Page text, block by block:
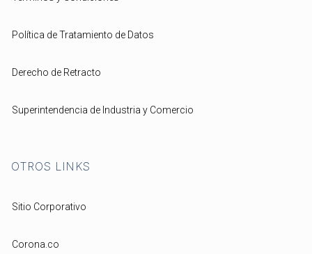
Política de Tratamiento de Datos
Derecho de Retracto
Superintendencia de Industria y Comercio
OTROS LINKS
Sitio Corporativo
Corona.co